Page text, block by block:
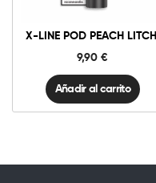
X-LINE POD PEACH LITCHI
9,90€
cantidad
Añadir al carrito